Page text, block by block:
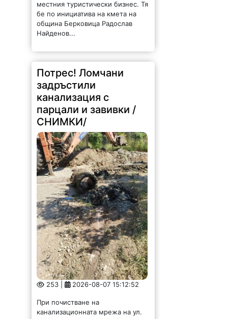
бе по инициатива на кмета на
община Берковица Радослав
Найденов...
Потрес! Ломчани
задръстили
канализация с
парцали и завивки /
СНИМКИ/
253 | 2026-08-07 15:12:52
канализационната мрежа на ул.
„Дядо Цеко Войвода“ в Лом